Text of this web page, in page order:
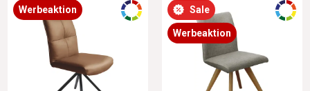
Werbeaktion Sale
Werbeaktion